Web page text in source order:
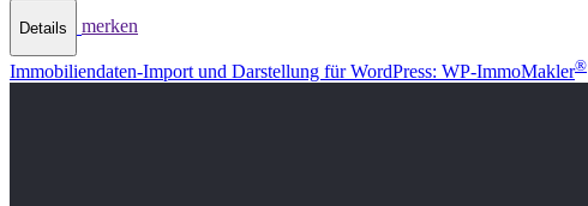
Details merken
Immobiliendaten-Import und Darstellung für WordPress: WP-ImmoMakler®